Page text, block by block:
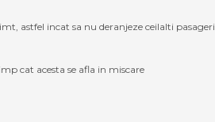
astfel incat sa nu deranjeze ceilalti pasageri.
cat acesta se afla in miscare